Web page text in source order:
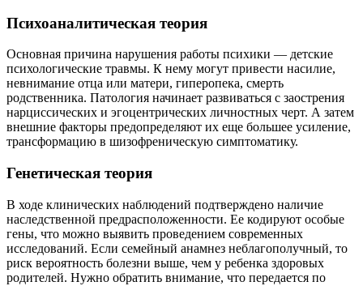
Психоаналитическая теория
Основная причина нарушения работы психики — детские
психологические травмы. К нему могут привести насилие,
невнимание отца или матери, гиперопека, смерть
родственника. Патология начинает развиваться с заострения
нарциссических и эгоцентрических личностных черт. А затем
внешние факторы предопределяют их еще большее усиление,
трансформацию в шизофреническую симптоматику.
Генетическая теория
В ходе клинических наблюдений подтверждено наличие
наследственной предрасположенности. Ее кодируют особые
гены, что можно выявить проведением современных
исследований. Если семейный анамнез неблагополучный, то
риск вероятность болезни выше, чем у ребенка здоровых
родителей. Нужно обратить внимание, что передается по